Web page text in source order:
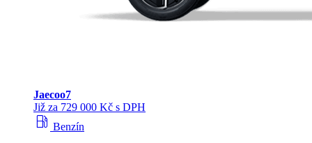
Jaecoo7
Již za 729 000 Kč s DPH
local_gas_station Benzín